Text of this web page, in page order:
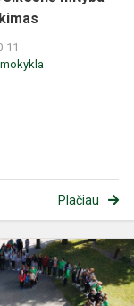
11
Plačiau